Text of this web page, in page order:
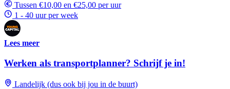
Tussen €10,00 en €25,00 per uur
1 - 40 uur per week
Lees meer
Werken als transportplanner? Schrijf je in!
Landelijk (dus ook bij jou in de buurt)